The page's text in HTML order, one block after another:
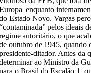
Europa, enquanto
do Estado Novo.Vargas
“contaminada” pelos ideais
regime autoritário, o que
de outubro de 1945, quando
presidente-ditador. Antes da
determinar ao Ministro da
para o Brasil do Escalão 1,